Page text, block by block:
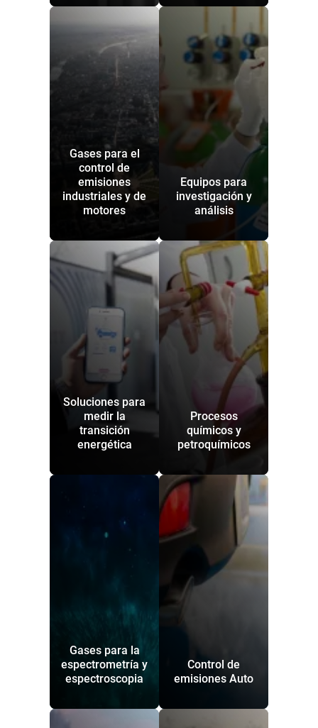
Gases para el
control de
emisiones
industriales y de
motores
Equipos para
investigación y
análisis
Soluciones para
medir la
transición
energética
Procesos
químicos y
petroquímicos
Gases para la
espectrometría y
espectroscopia
Control de
emisiones Auto